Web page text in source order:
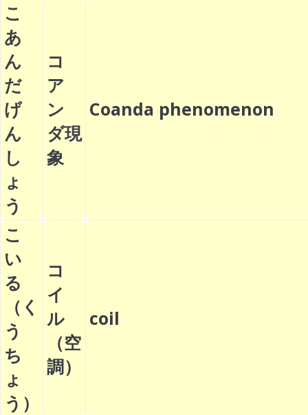
こ
あ
ん
だ
げ
ん
し
ょ
う
コ
ア
ン
ダ現
象
Coanda phenomenon
こ
い
る
（く
う
ち
ょ
う）
コ
イ
ル
（空
調）
coil